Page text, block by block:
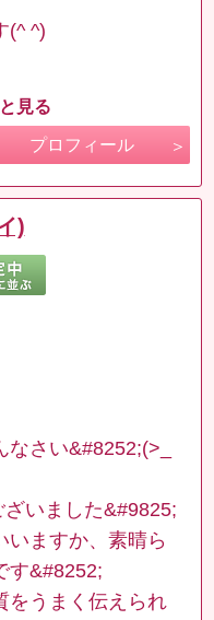
(^ ^)
見る
プロフィール
)
さい&#8252;(>_
いました&#9825;
いますか、素晴ら
す&#8252;
をうまく伝えられ